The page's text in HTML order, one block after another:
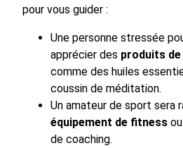
pour vous guider :
Une personne stressée
apprécier des produits
comme des huiles
coussin de méditation.
Un amateur de sport sera
équipement de fitness
de coaching.